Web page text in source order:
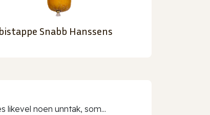
Snabb Hanssens
noen unntak, som...